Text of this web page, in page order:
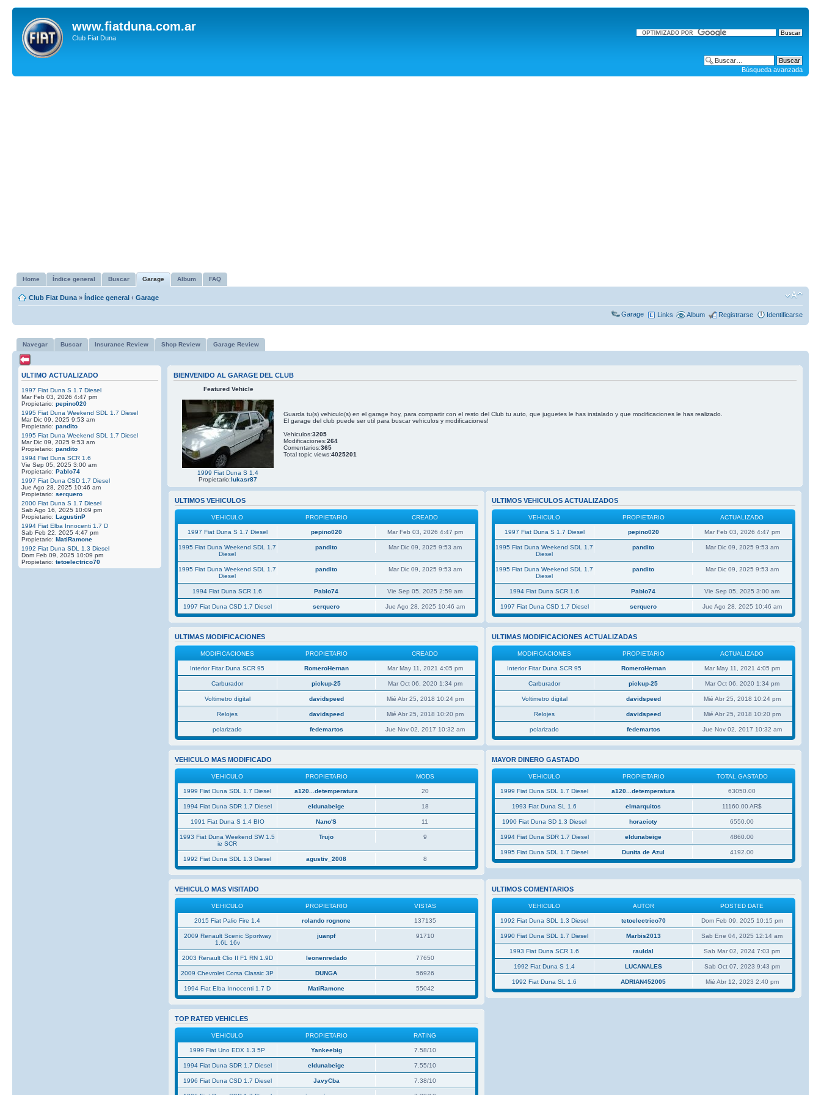
www.fiatduna.com.ar
Club Fiat Duna
Búsqueda avanzada
Home Índice general Buscar Garage Album FAQ
Club Fiat Duna » Índice general ‹ Garage
Garage Links Album Registrarse Identificarse
Navegar Buscar Insurance Review Shop Review Garage Review
ULTIMO ACTUALIZADO
1997 Fiat Duna S 1.7 Diesel
Mar Feb 03, 2026 4:47 pm
Propietario: pepino020
1995 Fiat Duna Weekend SDL 1.7 Diesel
Mar Dic 09, 2025 9:53 am
Propietario: pandito
1995 Fiat Duna Weekend SDL 1.7 Diesel
Mar Dic 09, 2025 9:53 am
Propietario: pandito
1994 Fiat Duna SCR 1.6
Vie Sep 05, 2025 3:00 am
Propietario: Pablo74
1997 Fiat Duna CSD 1.7 Diesel
Jue Ago 28, 2025 10:46 am
Propietario: serquero
2000 Fiat Duna S 1.7 Diesel
Sab Ago 16, 2025 10:09 pm
Propietario: LagustinP
1994 Fiat Elba Innocenti 1.7 D
Sab Feb 22, 2025 4:47 pm
Propietario: MatiRamone
1992 Fiat Duna SDL 1.3 Diesel
Dom Feb 09, 2025 10:09 pm
Propietario: tetoelectrico70
BIENVENIDO AL GARAGE DEL CLUB
Featured Vehicle
1999 Fiat Duna S 1.4
Propietario:lukasr87
Guarda tu(s) vehiculo(s) en el garage hoy, para compartir con el resto del Club tu auto, que juguetes le has instalado y que modificaciones le has realizado.
El garage del club puede ser util para buscar vehiculos y modificaciones!
Vehiculos:3205
Modificaciones:264
Comentarios:365
Total topic views:4025201
ULTIMOS VEHICULOS
VEHICULO PROPIETARIO CREADO
1997 Fiat Duna S 1.7 Diesel pepino020 Mar Feb 03, 2026 4:47 pm
1995 Fiat Duna Weekend SDL 1.7
Diesel
pandito Mar Dic 09, 2025 9:53 am
1995 Fiat Duna Weekend SDL 1.7
Diesel
pandito Mar Dic 09, 2025 9:53 am
1994 Fiat Duna SCR 1.6 Pablo74 Vie Sep 05, 2025 2:59 am
1997 Fiat Duna CSD 1.7 Diesel serquero Jue Ago 28, 2025 10:46 am
ULTIMOS VEHICULOS ACTUALIZADOS
VEHICULO PROPIETARIO ACTUALIZADO
1997 Fiat Duna S 1.7 Diesel pepino020 Mar Feb 03, 2026 4:47 pm
1995 Fiat Duna Weekend SDL 1.7
Diesel
pandito Mar Dic 09, 2025 9:53 am
1995 Fiat Duna Weekend SDL 1.7
Diesel
pandito Mar Dic 09, 2025 9:53 am
1994 Fiat Duna SCR 1.6 Pablo74 Vie Sep 05, 2025 3:00 am
1997 Fiat Duna CSD 1.7 Diesel serquero Jue Ago 28, 2025 10:46 am
ULTIMAS MODIFICACIONES
MODIFICACIONES PROPIETARIO CREADO
Interior Fitar Duna SCR 95 RomeroHernan Mar May 11, 2021 4:05 pm
Carburador pickup-25 Mar Oct 06, 2020 1:34 pm
Voltimetro digital davidspeed Mié Abr 25, 2018 10:24 pm
Relojes davidspeed Mié Abr 25, 2018 10:20 pm
polarizado fedemartos Jue Nov 02, 2017 10:32 am
ULTIMAS MODIFICACIONES ACTUALIZADAS
MODIFICACIONES PROPIETARIO ACTUALIZADO
Interior Fitar Duna SCR 95 RomeroHernan Mar May 11, 2021 4:05 pm
Carburador pickup-25 Mar Oct 06, 2020 1:34 pm
Voltimetro digital davidspeed Mié Abr 25, 2018 10:24 pm
Relojes davidspeed Mié Abr 25, 2018 10:20 pm
polarizado fedemartos Jue Nov 02, 2017 10:32 am
VEHICULO MAS MODIFICADO
VEHICULO PROPIETARIO MODS
1999 Fiat Duna SDL 1.7 Diesel a120...detemperatura 20
1994 Fiat Duna SDR 1.7 Diesel eldunabeige 18
1991 Fiat Duna S 1.4 BIO Nano'S 11
1993 Fiat Duna Weekend SW 1.5
ie SCR
Trujo 9
1992 Fiat Duna SDL 1.3 Diesel agustiv_2008 8
MAYOR DINERO GASTADO
VEHICULO PROPIETARIO TOTAL GASTADO
1999 Fiat Duna SDL 1.7 Diesel a120...detemperatura 63050.00
1993 Fiat Duna SL 1.6 elmarquitos 11160.00 AR$
1990 Fiat Duna SD 1.3 Diesel horacioty 6550.00
1994 Fiat Duna SDR 1.7 Diesel eldunabeige 4860.00
1995 Fiat Duna SDL 1.7 Diesel Dunita de Azul 4192.00
VEHICULO MAS VISITADO
VEHICULO PROPIETARIO VISTAS
2015 Fiat Palio Fire 1.4 rolando rognone 137135
2009 Renault Scenic Sportway
1.6L 16v
juanpf 91710
2003 Renault Clio II F1 RN 1.9D leonenredado 77650
2009 Chevrolet Corsa Classic 3P DUNGA 56926
1994 Fiat Elba Innocenti 1.7 D MatiRamone 55042
ULTIMOS COMENTARIOS
VEHICULO AUTOR POSTED DATE
1992 Fiat Duna SDL 1.3 Diesel tetoelectrico70 Dom Feb 09, 2025 10:15 pm
1990 Fiat Duna SDL 1.7 Diesel Marbis2013 Sab Ene 04, 2025 12:14 am
1993 Fiat Duna SCR 1.6 rauldal Sab Mar 02, 2024 7:03 pm
1992 Fiat Duna S 1.4 LUCANALES Sab Oct 07, 2023 9:43 pm
1992 Fiat Duna SL 1.6 ADRIAN452005 Mié Abr 12, 2023 2:40 pm
TOP RATED VEHICLES
VEHICULO PROPIETARIO RATING
1999 Fiat Uno EDX 1.3 5P Yankeebig 7.58/10
1994 Fiat Duna SDR 1.7 Diesel eldunabeige 7.55/10
1996 Fiat Duna CSD 1.7 Diesel JavyCba 7.38/10